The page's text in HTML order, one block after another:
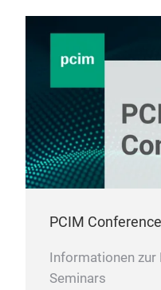
PCIM Conference
Informationen zur
Seminars